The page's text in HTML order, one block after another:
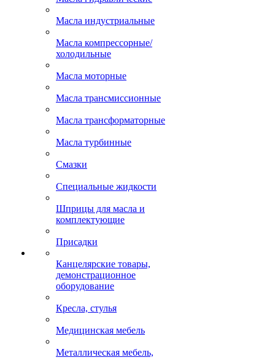
Масла индустриальные
Масла компрессорные/
холодильные
Масла моторные
Масла трансмиссионные
Масла трансформаторные
Масла турбинные
Смазки
Специальные жидкости
Шприцы для масла и
комплектующие
Присадки
Канцелярские товары,
демонстрационное
оборудование
Кресла, стулья
Медицинская мебель
Металлическая мебель,